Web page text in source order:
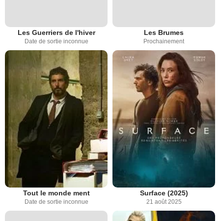
Les Guerriers de l'hiver
Date de sortie inconnue
Les Brumes
Prochainement
Tout le monde ment
Date de sortie inconnue
Surface (2025)
21 août 2025